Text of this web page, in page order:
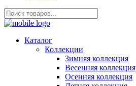
Каталог
Коллекции
Зимняя коллекция
Весенняя коллекция
Осенняя коллекция